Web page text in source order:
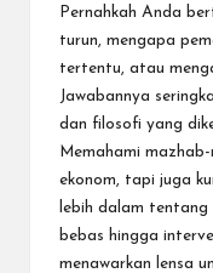
Pernahkah Anda
turun, mengapa
tertentu, atau
Jawabannya
dan filosofi yang
Memahami
ekonom, tapi juga
lebih dalam
bebas hingga
menawarkan lensa